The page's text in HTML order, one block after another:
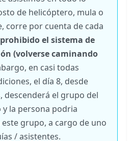
de helicóptero, mula o
corre por cuenta de cada
el sistema de
(volverse caminando
en casi todas
el día 8, desde
descenderá el grupo del
la persona podria
grupo, a cargo de uno
/ asistentes.